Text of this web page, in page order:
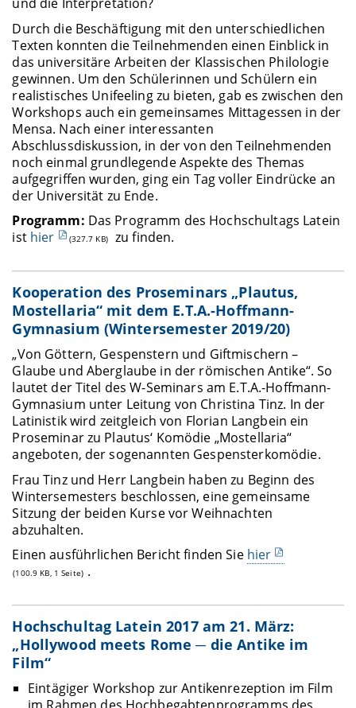
Durch die Beschäftigung mit den unterschiedlichen
Texten konnten die Teilnehmenden einen Einblick in
das universitäre Arbeiten der Klassischen Philologie
gewinnen. Um den Schülerinnen und Schülern ein
realistisches Unifeeling zu bieten, gab es zwischen den
Workshops auch ein gemeinsames Mittagessen in der
Mensa. Nach einer interessanten
Abschlussdiskussion, in der von den Teilnehmenden
noch einmal grundlegende Aspekte des Themas
aufgegriffen wurden, ging ein Tag voller Eindrücke an
der Universität zu Ende.
Programm: Das Programm des Hochschultags Latein
ist hier (327.7 KB) zu finden.
Kooperation des Proseminars „Plautus,
Mostellaria“ mit dem E.T.A.-Hoffmann-
Gymnasium (Wintersemester 2019/20)
„Von Göttern, Gespenstern und Giftmischern –
Glaube und Aberglaube in der römischen Antike“. So
lautet der Titel des W-Seminars am E.T.A.-Hoffmann-
Gymnasium unter Leitung von Christina Tinz. In der
Latinistik wird zeitgleich von Florian Langbein ein
Proseminar zu Plautus‘ Komödie „Mostellaria“
angeboten, der sogenannten Gespensterkomödie.
Frau Tinz und Herr Langbein haben zu Beginn des
Wintersemesters beschlossen, eine gemeinsame
Sitzung der beiden Kurse vor Weihnachten
abzuhalten.
Einen ausführlichen Bericht finden Sie hier
(100.9 KB, 1 Seite) .
Hochschultag Latein 2017 am 21. März:
„Hollywood meets Rome ─ die Antike im
Film“
Eintägiger Workshop zur Antikenrezeption im Film